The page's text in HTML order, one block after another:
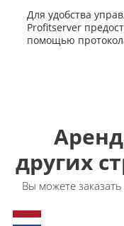
Для удобства
Profitserver
других
Вы можете